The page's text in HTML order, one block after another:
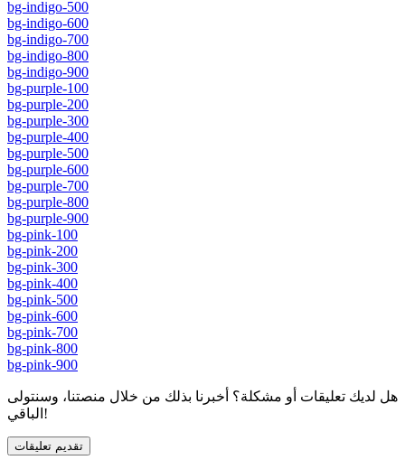
bg-indigo-500
bg-indigo-600
bg-indigo-700
bg-indigo-800
bg-indigo-900
bg-purple-100
bg-purple-200
bg-purple-300
bg-purple-400
bg-purple-500
bg-purple-600
bg-purple-700
bg-purple-800
bg-purple-900
bg-pink-100
bg-pink-200
bg-pink-300
bg-pink-400
bg-pink-500
bg-pink-600
bg-pink-700
bg-pink-800
bg-pink-900
هل لديك تعليقات أو مشكلة؟ أخبرنا بذلك من خلال منصتنا، وسنتولى
الباقي!
تقديم تعليقات